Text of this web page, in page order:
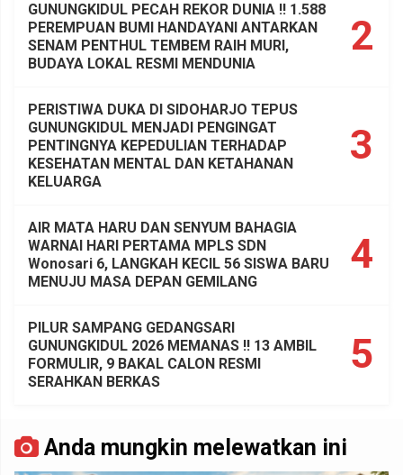
2
GUNUNGKIDUL PECAH REKOR DUNIA !! 1.588
PEREMPUAN BUMI HANDAYANI ANTARKAN
SENAM PENTHUL TEMBEM RAIH MURI,
BUDAYA LOKAL RESMI MENDUNIA
3
PERISTIWA DUKA DI SIDOHARJO TEPUS
GUNUNGKIDUL MENJADI PENGINGAT
PENTINGNYA KEPEDULIAN TERHADAP
KESEHATAN MENTAL DAN KETAHANAN
KELUARGA
4
AIR MATA HARU DAN SENYUM BAHAGIA
WARNAI HARI PERTAMA MPLS SDN
Wonosari 6, LANGKAH KECIL 56 SISWA BARU
MENUJU MASA DEPAN GEMILANG
5
PILUR SAMPANG GEDANGSARI
GUNUNGKIDUL 2026 MEMANAS !! 13 AMBIL
FORMULIR, 9 BAKAL CALON RESMI
SERAHKAN BERKAS
Anda mungkin melewatkan ini